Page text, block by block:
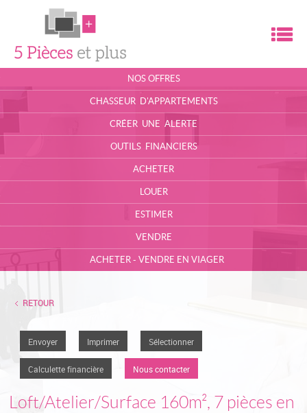
L'AGENCE
ESPACE PROPRIÉTAIRE
NOS OFFRES
CHASSEUR D'APPARTEMENTS
CRÉER UNE ALERTE
OUTILS FINANCIERS
ACHETER
LOUER
ESTIMER
VENDRE
ACHETER - VENDRE EN VIAGER
RETOUR
Envoyer Imprimer Sélectionner
Calculette financière Nous contacter
Loft/Atelier/Surface 160m², 7 pièces en